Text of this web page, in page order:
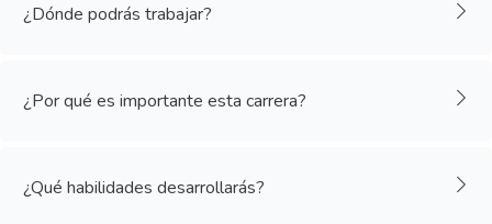
¿Dónde podrás trabajar?
¿Por qué es importante esta carrera?
¿Qué habilidades desarrollarás?